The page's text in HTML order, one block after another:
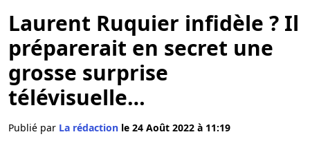
Laurent Ruquier infidèle ? Il
préparerait en secret une
grosse surprise
télévisuelle…
Publié par La rédaction le 24 Août 2022 à 11:19